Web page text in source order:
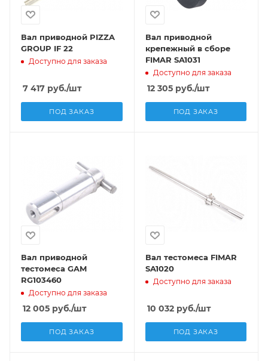
Вал приводной PIZZA
GROUP IF 22
Доступно для заказа
7 417 руб./шт
ПОД ЗАКАЗ
Вал приводной
крепежный в сборе
FIMAR SA1031
Доступно для заказа
12 305руб./шт
ПОД ЗАКАЗ
Вал приводной
тестомеса GAM
RG103460
Доступно для заказа
12 005 руб./шт
ПОД ЗАКАЗ
Вал тестомеса FIMAR
SA1020
Доступно для заказа
10 032руб./шт
ПОД ЗАКАЗ